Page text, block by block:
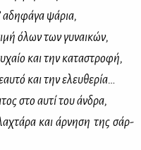
αδη­φά­γα ψά­ρια,
όλων των γυ­ναι­κών,
και την κα­τα­στρο­φή,
και την ελευ­θε­ρία…
στο αυ­τί του άν­δρα,
και άρ­νη­ση της σάρ­